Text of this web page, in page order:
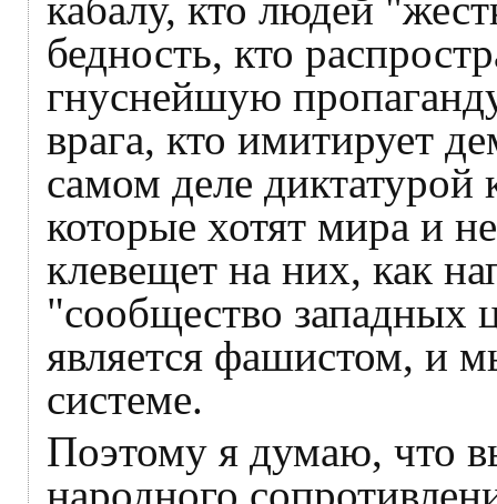
бедность, кто
гнуснейшую
врага, кто имитирует
самом деле
которые хотят мира и
клевещет на них, как
"сообщество западных
является фашистом, и
системе.
Поэтому я думаю, что
народного